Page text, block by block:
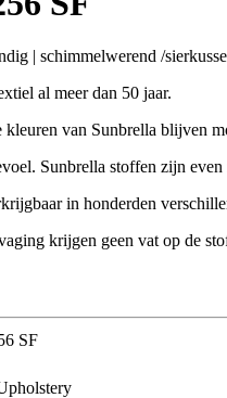
| schimmelwerend /
al meer dan 50 jaar.
van Sunbrella blijven
Sunbrella stoffen zijn
in honderden
krijgen geen vat op de
SF